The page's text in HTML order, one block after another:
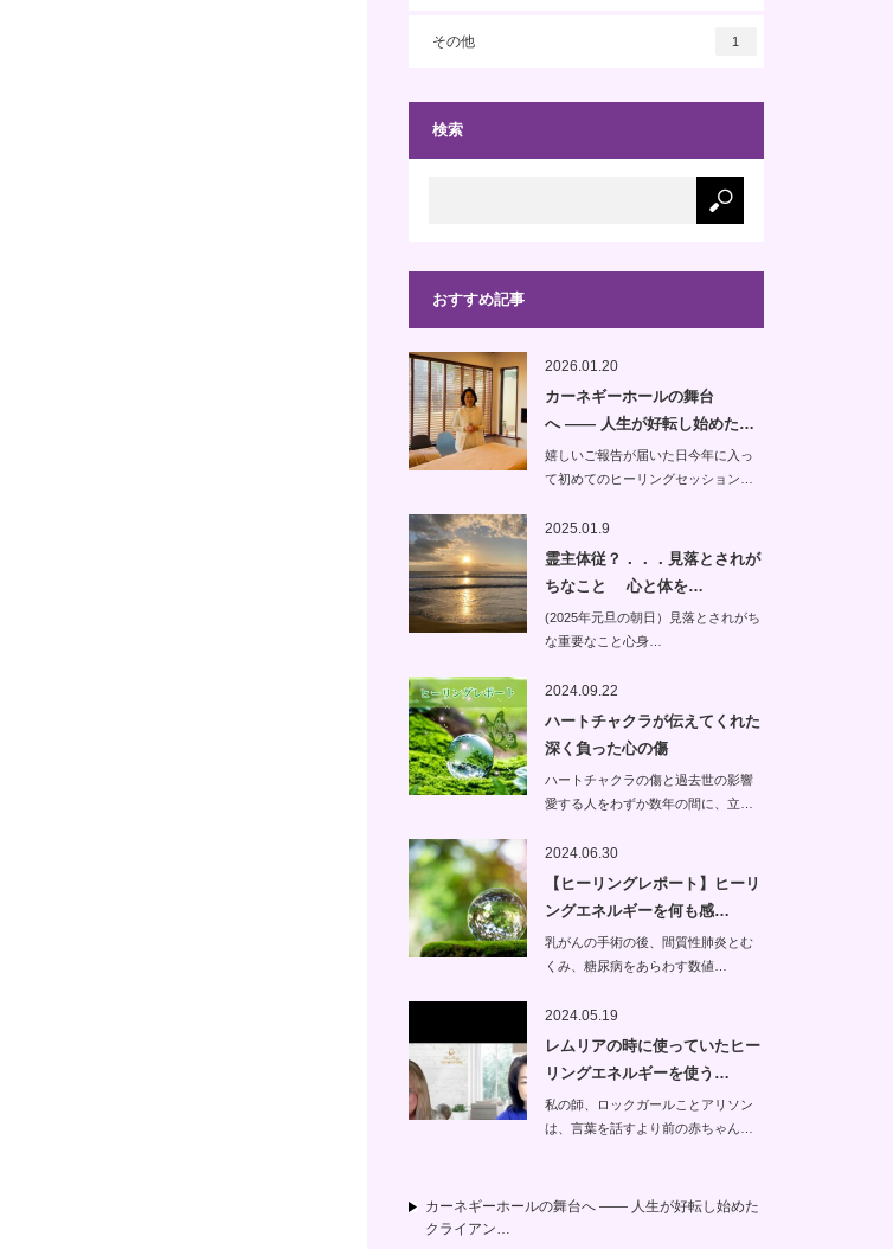
その他 1
検索
おすすめ記事
2026.01.20
カーネギーホールの舞台
へ —— 人生が好転し始めた…
嬉しいご報告が届いた日今年に入っ
て初めてのヒーリングセッション…
2025.01.9
霊主体従？．．．見落とされが
ちなこと 心と体を…
(2025年元旦の朝日）見落とされがち
な重要なこと心身…
2024.09.22
ハートチャクラが伝えてくれた
深く負った心の傷
ハートチャクラの傷と過去世の影響
愛する人をわずか数年の間に、立…
2024.06.30
【ヒーリングレポート】ヒーリ
ングエネルギーを何も感…
乳がんの手術の後、間質性肺炎とむ
くみ、糖尿病をあらわす数値…
2024.05.19
レムリアの時に使っていたヒー
リングエネルギーを使う…
私の師、ロックガールことアリソン
は、言葉を話すより前の赤ちゃん…
カーネギーホールの舞台へ —— 人生が好転し始めた
クライアン…